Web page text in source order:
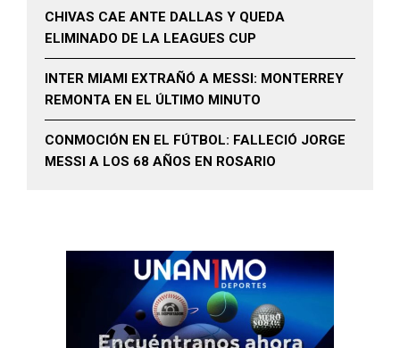
CHIVAS CAE ANTE DALLAS Y QUEDA
ELIMINADO DE LA LEAGUES CUP
INTER MIAMI EXTRAÑÓ A MESSI: MONTERREY
REMONTA EN EL ÚLTIMO MINUTO
CONMOCIÓN EN EL FÚTBOL: FALLECIÓ JORGE
MESSI A LOS 68 AÑOS EN ROSARIO